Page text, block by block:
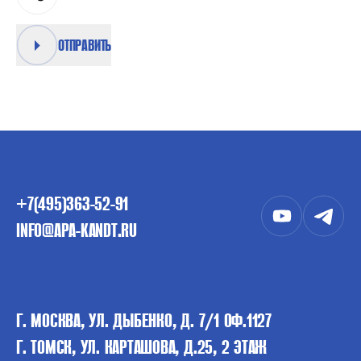
ОТПРАВИТЬ
+7(495)363-52-91
INFO@APA-KANDT.RU
Г. МОСКВА, УЛ. ДЫБЕНКО, Д. 7/1 ОФ.1127
Г. ТОМСК, УЛ. КАРТАШОВА, Д.25, 2 ЭТАЖ